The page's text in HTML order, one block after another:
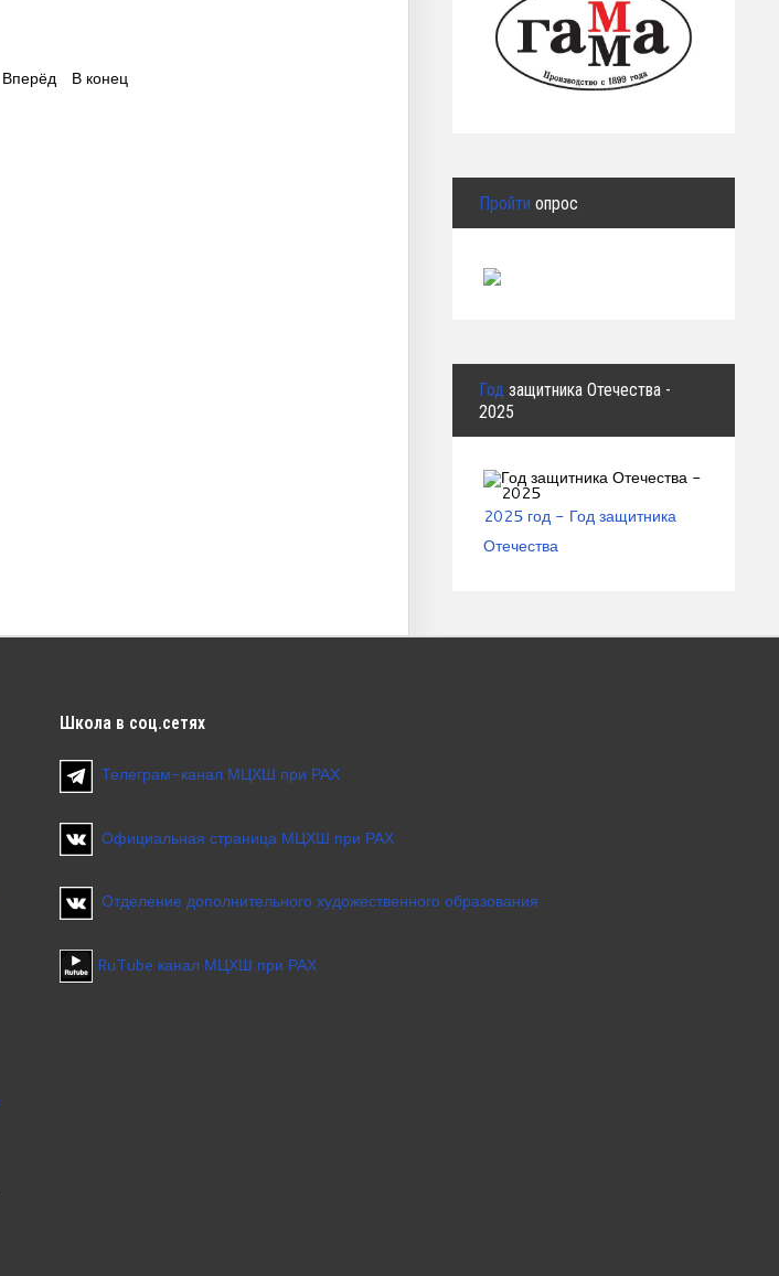
Вперёд В конец
Пройти опрос
Год защитника Отечества -
2025
2025 год - Год защитника
Отечества
Школа в соц.сетях
Телеграм-канал МЦХШ при РАХ
Официальная страница МЦХШ при РАХ
Отделение дополнительного художественного образования
RuTube канал МЦХШ при РАХ